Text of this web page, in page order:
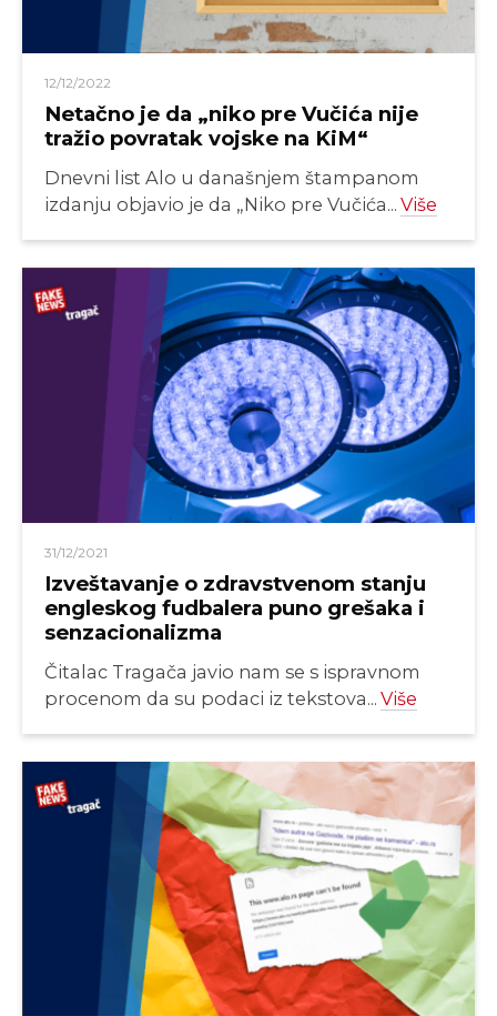
12/12/2022
Netačno je da „niko pre Vučića nije
tražio povratak vojske na KiM“
Dnevni list Alo u današnjem štampanom
izdanju objavio je da „Niko pre Vučića... Više
31/12/2021
Izveštavanje o zdravstvenom stanju
engleskog fudbalera puno grešaka i
senzacionalizma
Čitalac Tragača javio nam se s ispravnom
procenom da su podaci iz tekstova... Više